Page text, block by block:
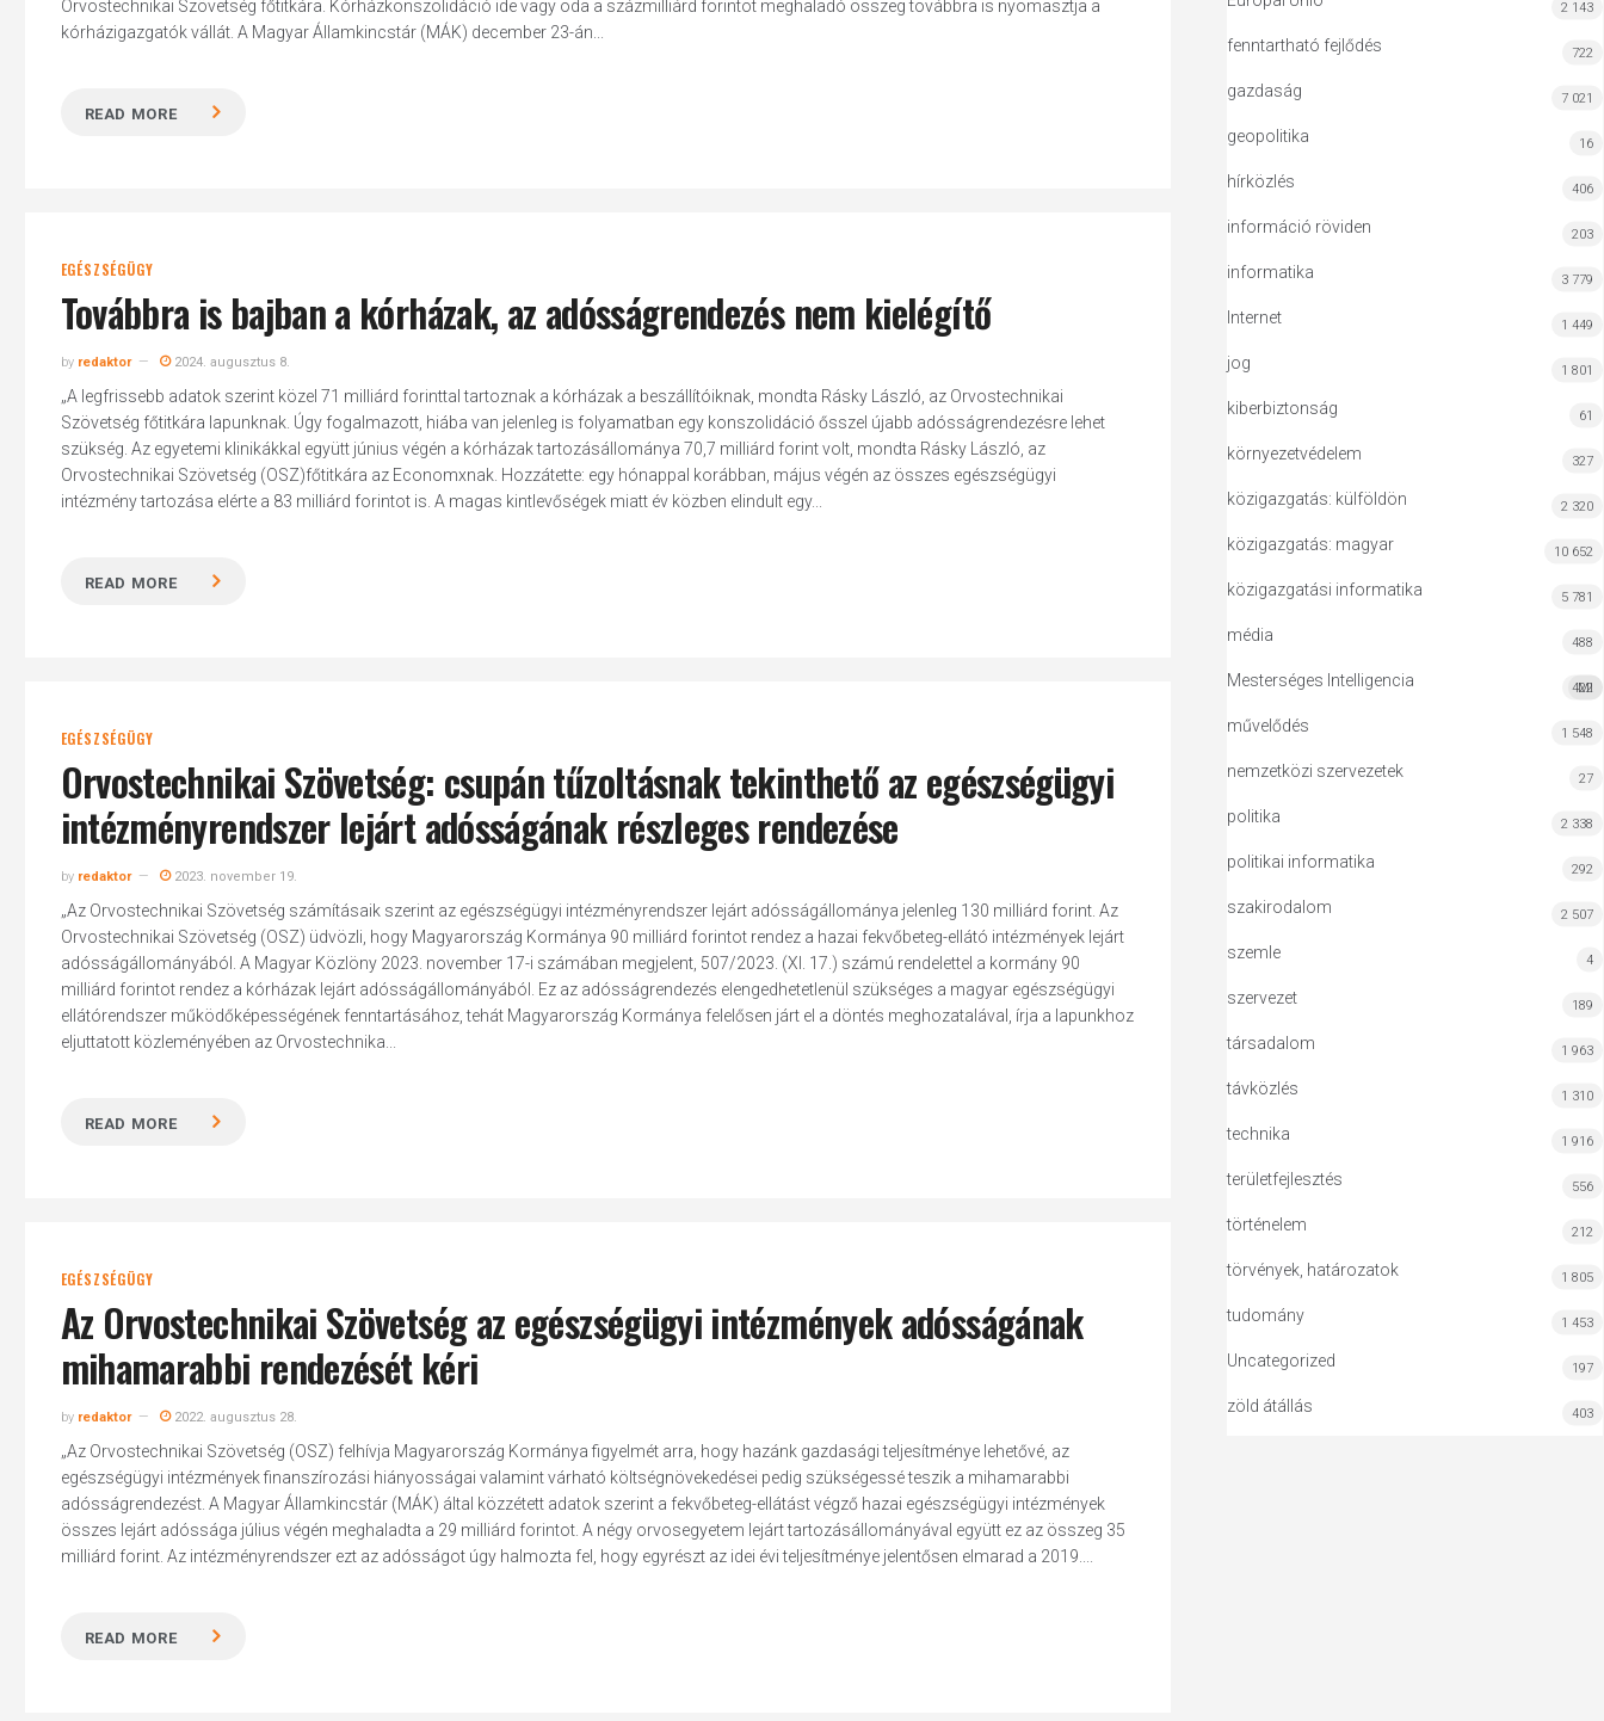
Orvostechnikai Szövetség főtitkára. Kórházkonszolidáció ide vagy oda a százmilliárd forintot meghaladó összeg továbbra is nyomasztja a
kórházigazgatók vállát. A Magyar Államkincstár (MÁK) december 23-án...
READ MORE
EGÉSZSÉGÜGY
Továbbra is bajban a kórházak, az adósságrendezés nem kielégítő
by redaktor 2024. augusztus 8.
„A legfrissebb adatok szerint közel 71 milliárd forinttal tartoznak a kórházak a beszállítóiknak, mondta Rásky László, az Orvostechnikai
Szövetség főtitkára lapunknak. Úgy fogalmazott, hiába van jelenleg is folyamatban egy konszolidáció ősszel újabb adósságrendezésre lehet
szükség. Az egyetemi klinikákkal együtt június végén a kórházak tartozásállománya 70,7 milliárd forint volt, mondta Rásky László, az
Orvostechnikai Szövetség (OSZ)főtitkára az Economxnak. Hozzátette: egy hónappal korábban, május végén az összes egészségügyi
intézmény tartozása elérte a 83 milliárd forintot is. A magas kintlevőségek miatt év közben elindult egy...
READ MORE
EGÉSZSÉGÜGY
Orvostechnikai Szövetség: csupán tűzoltásnak tekinthető az egészségügyi
intézményrendszer lejárt adósságának részleges rendezése
by redaktor 2023. november 19.
„Az Orvostechnikai Szövetség számításaik szerint az egészségügyi intézményrendszer lejárt adósságállománya jelenleg 130 milliárd forint. Az
Orvostechnikai Szövetség (OSZ) üdvözli, hogy Magyarország Kormánya 90 milliárd forintot rendez a hazai fekvőbeteg-ellátó intézmények lejárt
adósságállományából. A Magyar Közlöny 2023. november 17-i számában megjelent, 507/2023. (XI. 17.) számú rendelettel a kormány 90
milliárd forintot rendez a kórházak lejárt adósságállományából. Ez az adósságrendezés elengedhetetlenül szükséges a magyar egészségügyi
ellátórendszer működőképességének fenntartásához, tehát Magyarország Kormánya felelősen járt el a döntés meghozatalával, írja a lapunkhoz
eljuttatott közleményében az Orvostechnika...
READ MORE
EGÉSZSÉGÜGY
Az Orvostechnikai Szövetség az egészségügyi intézmények adósságának
mihamarabbi rendezését kéri
by redaktor 2022. augusztus 28.
„Az Orvostechnikai Szövetség (OSZ) felhívja Magyarország Kormánya figyelmét arra, hogy hazánk gazdasági teljesítménye lehetővé, az
egészségügyi intézmények finanszírozási hiányosságai valamint várható költségnövekedései pedig szükségessé teszik a mihamarabbi
adósságrendezést. A Magyar Államkincstár (MÁK) által közzétett adatok szerint a fekvőbeteg-ellátást végző hazai egészségügyi intézmények
összes lejárt adóssága július végén meghaladta a 29 milliárd forintot. A négy orvosegyetem lejárt tartozásállományával együtt ez az összeg 35
milliárd forint. Az intézményrendszer ezt az adósságot úgy halmozta fel, hogy egyrészt az idei évi teljesítménye jelentősen elmarad a 2019....
READ MORE
2 143
fenntartható fejlődés 722
gazdaság 7 021
geopolitika 16
hírközlés 406
információ röviden 203
informatika 3 779
Internet 1 449
jog 1 801
kiberbiztonság 61
környezetvédelem 327
közigazgatás: külföldön 2 320
közigazgatás: magyar 10 652
közigazgatási informatika 5 781
média 488
Mesterséges Intelligencia MI
422
művelődés 1 548
nemzetközi szervezetek 27
politika 2 338
politikai informatika 292
szakirodalom 2 507
szemle 4
szervezet 189
társadalom 1 963
távközlés 1 310
technika 1 916
területfejlesztés 556
történelem 212
törvények, határozatok 1 805
tudomány 1 453
Uncategorized 197
zöld átállás 403